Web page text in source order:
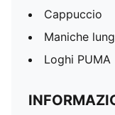
Cappuccio
Maniche
Loghi PUMA